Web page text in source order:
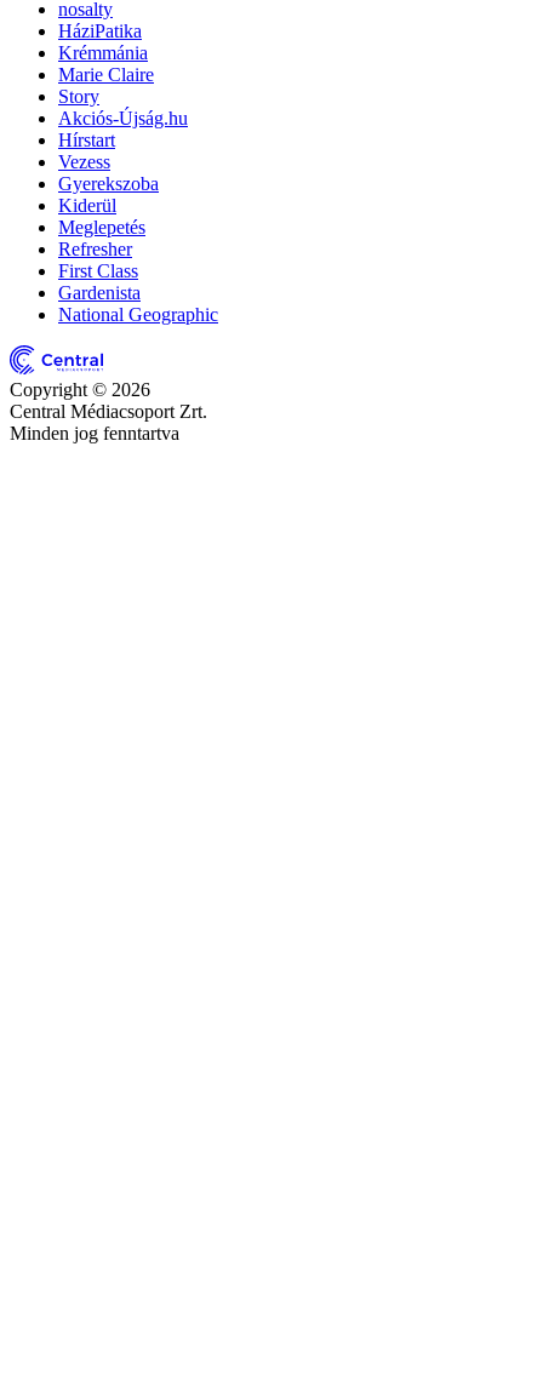
nosalty
HáziPatika
Krémmánia
Marie Claire
Story
Akciós-Újság.hu
Hírstart
Vezess
Gyerekszoba
Kiderül
Meglepetés
Refresher
First Class
Gardenista
National Geographic
Copyright © 2026
Central Médiacsoport Zrt.
Minden jog fenntartva